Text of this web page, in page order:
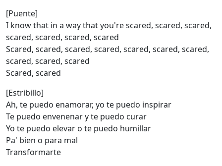
[Puente]
I know that in a way that you're scared, scared, scared,
scared, scared, scared, scared
Scared, scared, scared, scared, scared, scared, scared,
scared, scared, scared
Scared, scared
[Estribillo]
Ah, te puedo enamorar, yo te puedo inspirar
Te puedo envenenar y te puedo curar
Yo te puedo elevar o te puedo humillar
Pa' bien o para mal
Transformarte